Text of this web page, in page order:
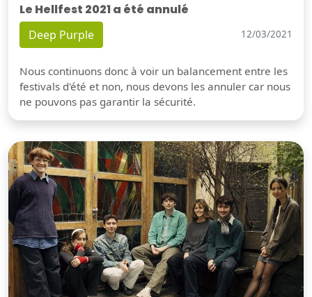
Le Hellfest 2021 a été annulé
Deep Purple 12/03/2021
Nous continuons donc à voir un balancement entre les
festivals d'été et non, nous devons les annuler car nous
ne pouvons pas garantir la sécurité.